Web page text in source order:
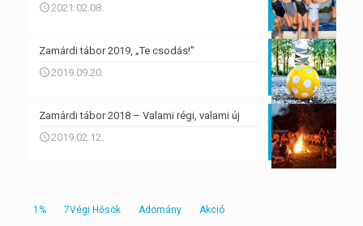
2021.02.08.
Zamárdi tábor 2019, „Te csodás!”
2019.09.20.
Zamárdi tábor 2018 – Valami régi, valami új
2019.02.12.
1% 7Végi Hősök Adomány Akció